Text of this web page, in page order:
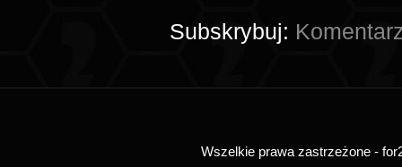
Subskrybuj:
Wszelkie prawa zastrzeżone -